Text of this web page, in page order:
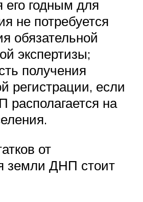
его годным для
не потребуется
обязательной
экспертизы;
получения
регистрации, если
на
от
земли ДНП стоит